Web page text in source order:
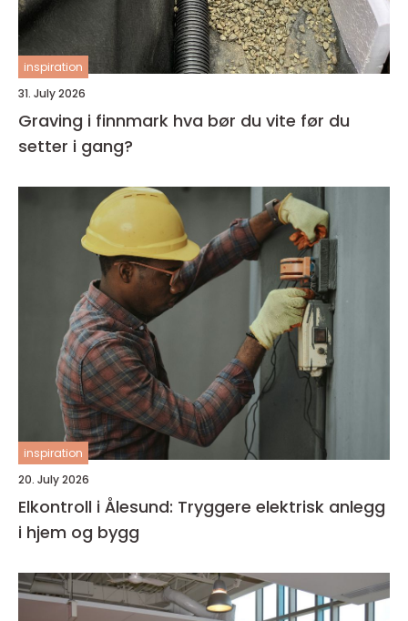
inspiration
31. July 2026
Graving i finnmark hva bør du vite før du
setter i gang?
inspiration
20. July 2026
Elkontroll i Ålesund: Tryggere elektrisk anlegg
i hjem og bygg